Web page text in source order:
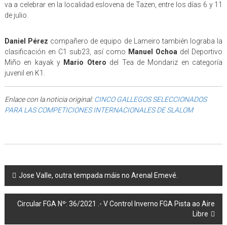
va a celebrar en la localidad eslovena de Tazen, entre los días 6 y 11
de julio.
Daniel Pérez compañero de equipo de Lameiro también lograba la
clasificación en C1 sub23, así como Manuel Ochoa del Deportivo
Miño en kayak y Mario Otero del Tea de Mondariz en categoría
juvenil en K1.
Enlace con la noticia original:CINCO GALLEGOS SELECCIONADOS
PARA LAS COMPETICIONES INTERNACIONALES DE SLALOM
Post navigation
Jose Valle, outra tempada máis no Arenal Emevé.
Circular FGA Nº: 36/2021 .- V Control Inverno FGA Pista ao Aire
Libre